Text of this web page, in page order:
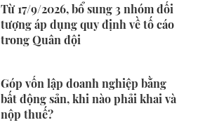
Từ 17/9/2026, bổ sung 3 nhóm đối
tượng áp dụng quy định về tố cáo
trong Quân đội
Góp vốn lập doanh nghiệp bằng
bất động sản, khi nào phải khai và
nộp thuế?